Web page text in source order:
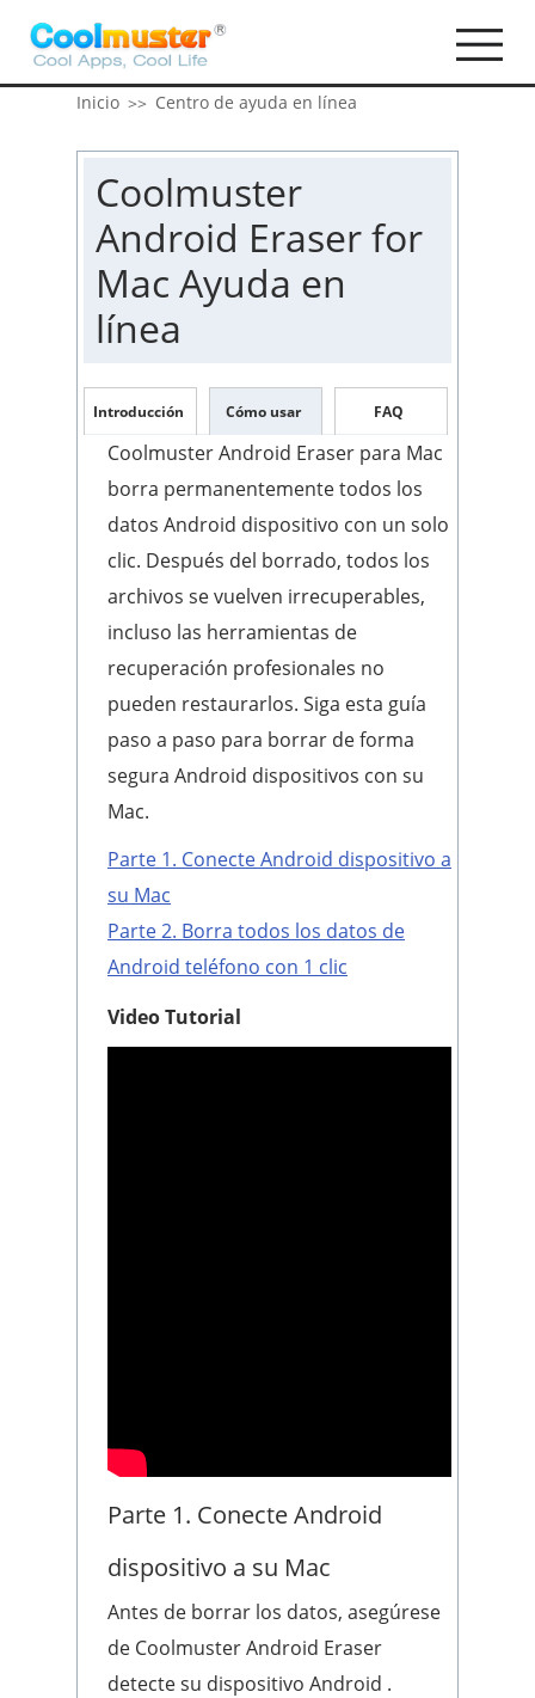
Inicio >> Centro de ayuda en línea
Coolmuster
Android Eraser for
Mac Ayuda en
línea
Introducción Cómo usar FAQ
Coolmuster Android Eraser para Mac
borra permanentemente todos los
datos Android dispositivo con un solo
clic. Después del borrado, todos los
archivos se vuelven irrecuperables,
incluso las herramientas de
recuperación profesionales no
pueden restaurarlos. Siga esta guía
paso a paso para borrar de forma
segura Android dispositivos con su
Mac.
Parte 1. Conecte Android dispositivo a
su Mac
Parte 2. Borra todos los datos de
Android teléfono con 1 clic
Video Tutorial
Parte 1. Conecte Android
dispositivo a su Mac
Antes de borrar los datos, asegúrese
de Coolmuster Android Eraser
detecte su dispositivo Android .